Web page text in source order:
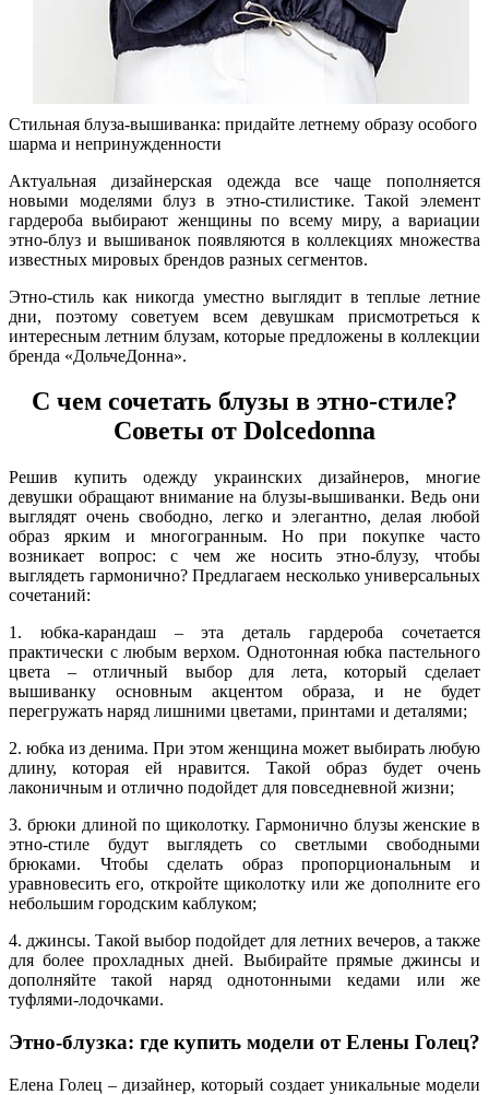
Стильная блуза-вышиванка: придайте летнему образу особого
шарма и непринужденности
Актуальная дизайнерская одежда все чаще пополняется
новыми моделями блуз в этно-стилистике. Такой элемент
гардероба выбирают женщины по всему миру, а вариации
этно-блуз и вышиванок появляются в коллекциях множества
известных мировых брендов разных сегментов.
Этно-стиль как никогда уместно выглядит в теплые летние
дни, поэтому советуем всем девушкам присмотреться к
интересным летним блузам, которые предложены в коллекции
бренда «ДольчеДонна».
С чем сочетать блузы в этно-стиле?
Советы от Dolcedonna
Решив купить одежду украинских дизайнеров, многие
девушки обращают внимание на блузы-вышиванки. Ведь они
выглядят очень свободно, легко и элегантно, делая любой
образ ярким и многогранным. Но при покупке часто
возникает вопрос: с чем же носить этно-блузу, чтобы
выглядеть гармонично? Предлагаем несколько универсальных
сочетаний:
1. юбка-карандаш – эта деталь гардероба сочетается
практически с любым верхом. Однотонная юбка пастельного
цвета – отличный выбор для лета, который сделает
вышиванку основным акцентом образа, и не будет
перегружать наряд лишними цветами, принтами и деталями;
2. юбка из денима. При этом женщина может выбирать любую
длину, которая ей нравится. Такой образ будет очень
лаконичным и отлично подойдет для повседневной жизни;
3. брюки длиной по щиколотку. Гармонично блузы женские в
этно-стиле будут выглядеть со светлыми свободными
брюками. Чтобы сделать образ пропорциональным и
уравновесить его, откройте щиколотку или же дополните его
небольшим городским каблуком;
4. джинсы. Такой выбор подойдет для летних вечеров, а также
для более прохладных дней. Выбирайте прямые джинсы и
дополняйте такой наряд однотонными кедами или же
туфлями-лодочками.
Этно-блузка: где купить модели от Елены Голец?
Елена Голец – дизайнер, который создает уникальные модели